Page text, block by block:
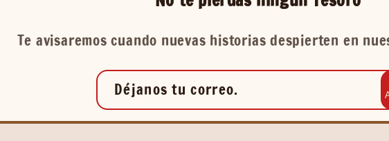
Te avisaremos cuando nuevas historias despierten en
Déjanos tu correo.